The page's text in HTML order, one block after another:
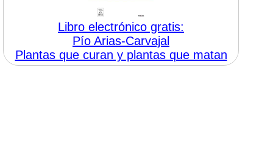
Libro electrónico gratis:
Pío Arias-Carvajal
Plantas que curan y plantas que matan